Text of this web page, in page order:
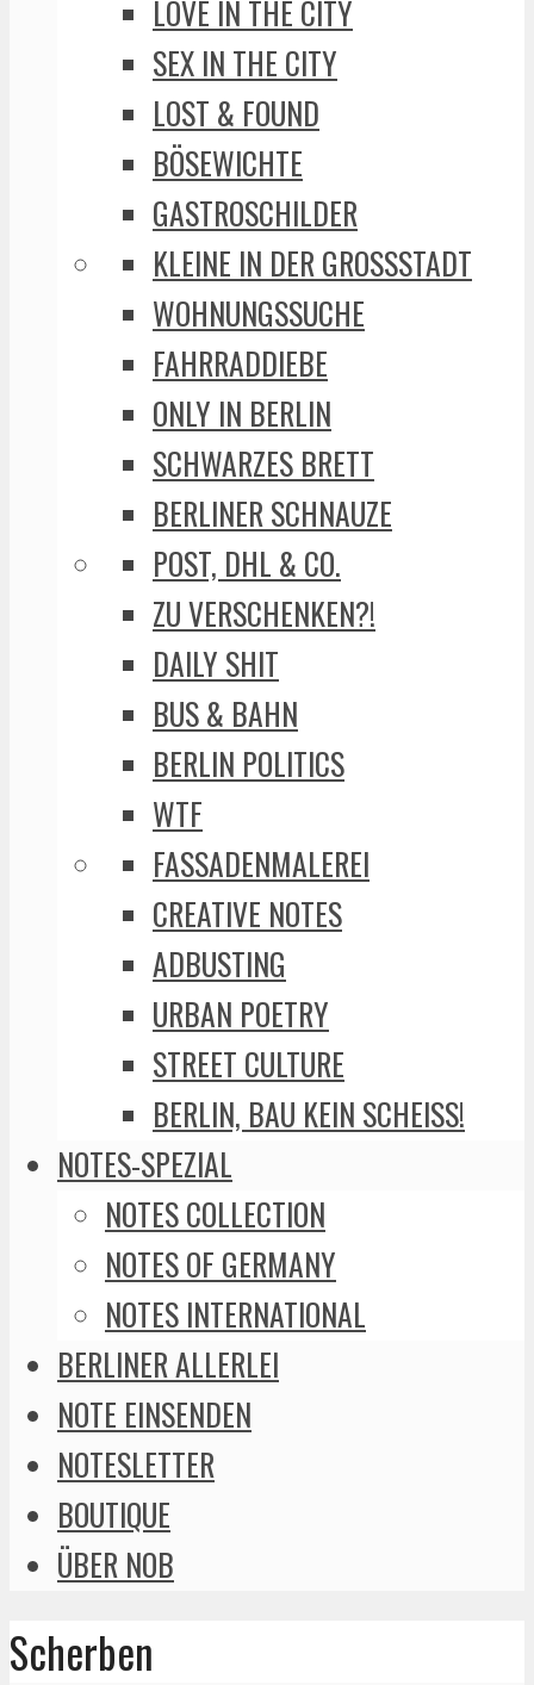
LOVE IN THE CITY
SEX IN THE CITY
LOST & FOUND
BÖSEWICHTE
GASTROSCHILDER
KLEINE IN DER GROSSSTADT
WOHNUNGSSUCHE
FAHRRADDIEBE
ONLY IN BERLIN
SCHWARZES BRETT
BERLINER SCHNAUZE
POST, DHL & CO.
ZU VERSCHENKEN?!
DAILY SHIT
BUS & BAHN
BERLIN POLITICS
WTF
FASSADENMALEREI
CREATIVE NOTES
ADBUSTING
URBAN POETRY
STREET CULTURE
BERLIN, BAU KEIN SCHEISS!
NOTES-SPEZIAL
NOTES COLLECTION
NOTES OF GERMANY
NOTES INTERNATIONAL
BERLINER ALLERLEI
NOTE EINSENDEN
NOTESLETTER
BOUTIQUE
ÜBER NOB
Scherben